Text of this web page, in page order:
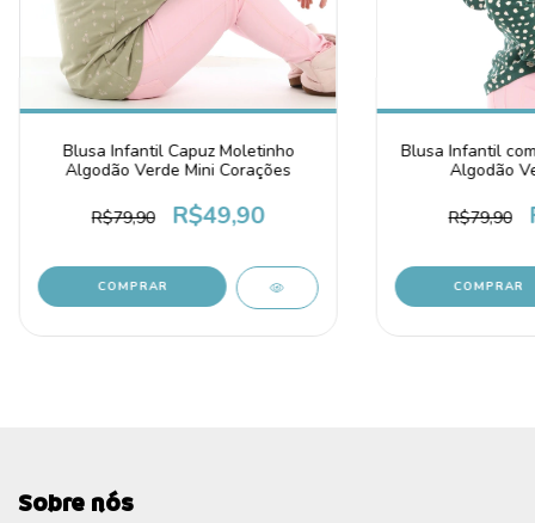
Blusa Infantil Capuz Moletinho
Algodão Verde Mini Corações
R$79,90 R$49,90
COMPRAR
Blusa Infantil
Algodão
R$79,90
COMPRAR
Sobre nós